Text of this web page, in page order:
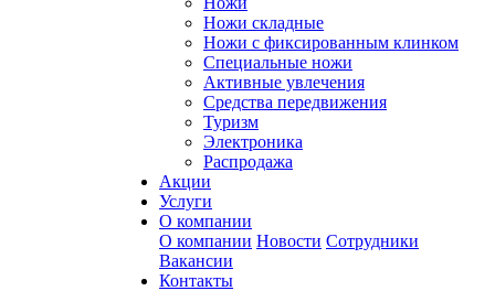
Ножи складные
Ножи с фиксированным клинком
Специальные ножи
Активные увлечения
Средства передвижения
Туризм
Электроника
Распродажа
Акции
Услуги
О компании
О компании Новости Сотрудники
Вакансии
Контакты